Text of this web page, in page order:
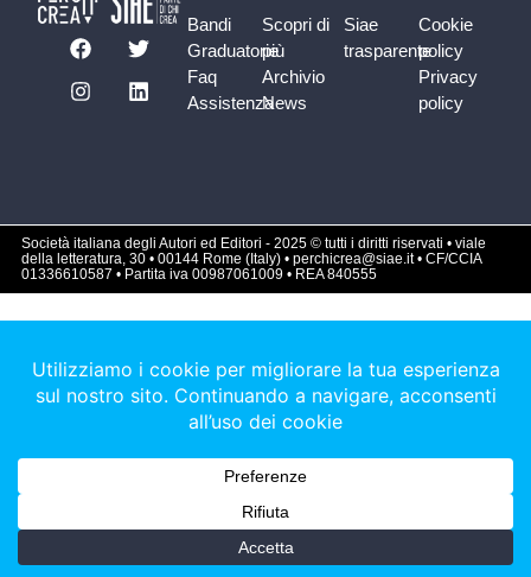
Bandi
Graduatorie
Faq
Assistenza
Scopri di
più
Archivio
News
Siae
trasparente
Cookie
policy
Privacy
policy
Società italiana degli Autori ed Editori - 2025 © tutti i diritti riservati • viale
della letteratura, 30 • 00144 Rome (Italy) • perchicrea@siae.it • CF/CCIA
01336610587 • Partita iva 00987061009 • REA 840555